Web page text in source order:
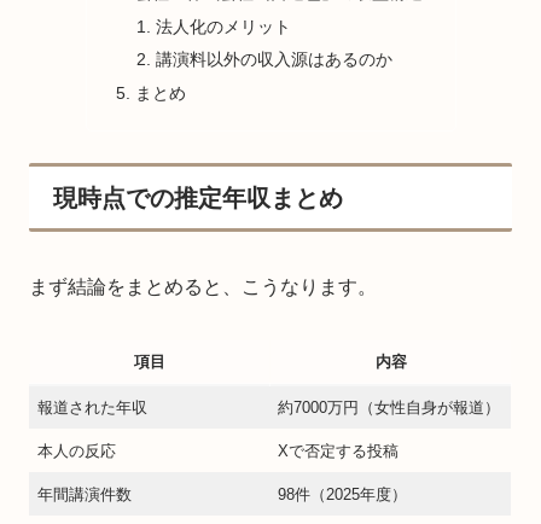
法人化のメリット
講演料以外の収入源はあるのか
まとめ
現時点での推定年収まとめ
まず結論をまとめると、こうなります。
項目 内容
報道された年収 約7000万円（女性自身が報道）
本人の反応 Xで否定する投稿
年間講演件数 98件（2025年度）